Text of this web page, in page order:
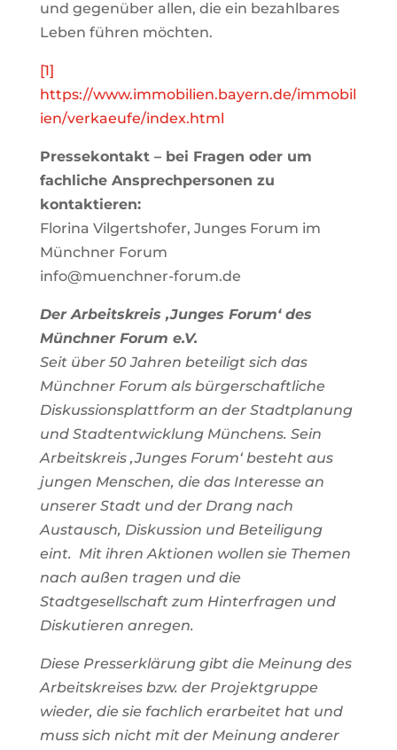
und gegenüber allen, die ein bezahlbares
Leben führen möchten.
[1]
https://www.immobilien.bayern.de/immobil
ien/verkaeufe/index.html
Pressekontakt – bei Fragen oder um
fachliche Ansprechpersonen zu
kontaktieren:
Florina Vilgertshofer, Junges Forum im
Münchner Forum
info@muenchner-forum.de
Der Arbeitskreis ‚Junges Forum‘ des
Münchner Forum e.V.
Seit über 50 Jahren beteiligt sich das
Münchner Forum als bürgerschaftliche
Diskussionsplattform an der Stadtplanung
und Stadtentwicklung Münchens. Sein
Arbeitskreis ‚Junges Forum‘ besteht aus
jungen Menschen, die das Interesse an
unserer Stadt und der Drang nach
Austausch, Diskussion und Beteiligung
eint. Mit ihren Aktionen wollen sie Themen
nach außen tragen und die
Stadtgesellschaft zum Hinterfragen und
Diskutieren anregen.
Diese Presserklärung gibt die Meinung des
Arbeitskreises bzw. der Projektgruppe
wieder, die sie fachlich erarbeitet hat und
muss sich nicht mit der Meinung anderer